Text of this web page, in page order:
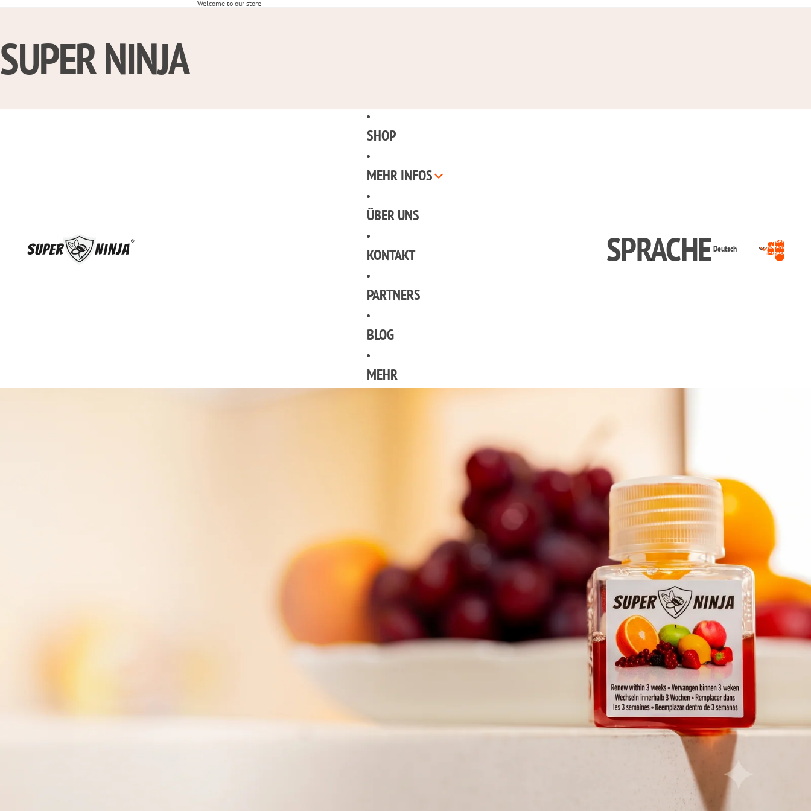
Welcome to our store
SUPER NINJA
SHOP
MEHR INFOS
ÜBER UNS
KONTAKT
PARTNERS
BLOG
MEHR
SPRACHE Artikel im
Warenkorb
insgesamt:
MIT DER MISSION FÜR GRÜNE
SCHÄDLINGSBEKÄMPFUNG
Bewährt wirksame und nachhaltige Produkte zur Schädlingsbekämpfung